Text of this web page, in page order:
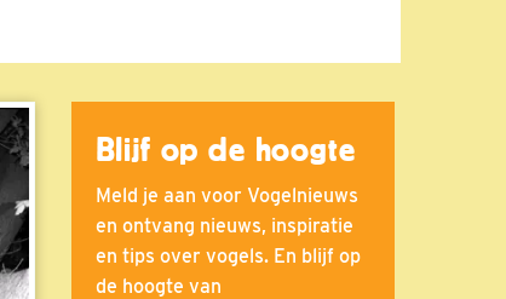
Blijf op de hoogte
Meld je aan voor Vogelnieuws
en ontvang nieuws, inspiratie
en tips over vogels. En blijf op
de hoogte van